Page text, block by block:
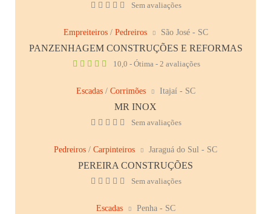
Sem avaliações
Empreiteiros/ Pedreiros São José - SC
PANZENHAGEM CONSTRUÇÕES E REFORMAS
10,0 - Ótima - 2 avaliações
Escadas/ Corrimões Itajaí - SC
MR INOX
Sem avaliações
Pedreiros / Carpinteiros Jaraguá do Sul - SC
PEREIRA CONSTRUÇÕES
Sem avaliações
Escadas Penha - SC